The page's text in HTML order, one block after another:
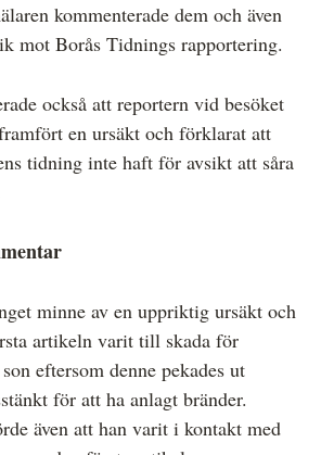
kommenterade dem och även
mot Borås Tidnings rapportering.
också att reportern vid besöket
en ursäkt och förklarat att
tidning inte haft för avsikt att såra
minne av en uppriktig ursäkt och
artikeln varit till skada för
eftersom denne pekades ut
för att ha anlagt bränder.
även att han varit i kontakt med